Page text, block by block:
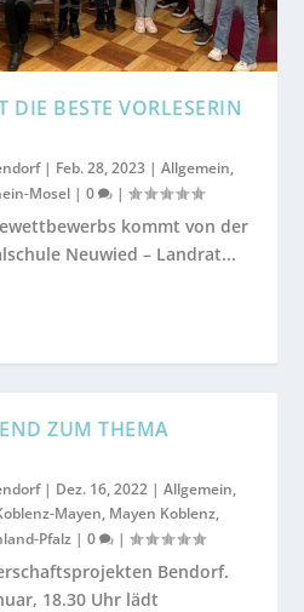
DIE BESTE VORLESERIN
| Feb. 28, 2023 |Allgemein,
Mosel |0 |
kommt von der
Neuwied – Landrat...
ZUM THEMA
| Dez. 16, 2022 |Allgemein,
Mayen, Mayen Koblenz,
Pfalz |0 |
Bendorf.
18.30 Uhr lädt